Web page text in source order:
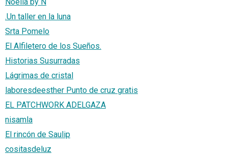
.Un taller en la luna
Srta Pomelo
El Alfiletero de los Sueños.
Historias Susurradas
Lágrimas de cristal
laboresdeesther Punto de cruz gratis
EL PATCHWORK ADELGAZA
nisamla
El rincón de Saulip
cositasdeluz